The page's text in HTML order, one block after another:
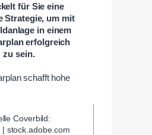
für Sie eine
Strategie, um mit
in einem
erfolgreich
zu sein.
Coverbild:
stock.adobe.com